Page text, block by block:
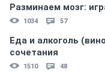
Разминаем мозг:
1034 57
Еда и алкоголь
сочетания
1510 48